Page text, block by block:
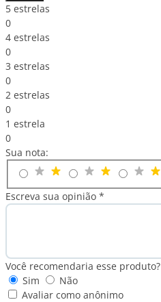
5 estrelas
0
4 estrelas
0
3 estrelas
0
2 estrelas
0
1 estrela
0
Sua nota:
Escreva sua opinião *
Você recomendaria esse produto?
Sim
Não
Avaliar como anônimo